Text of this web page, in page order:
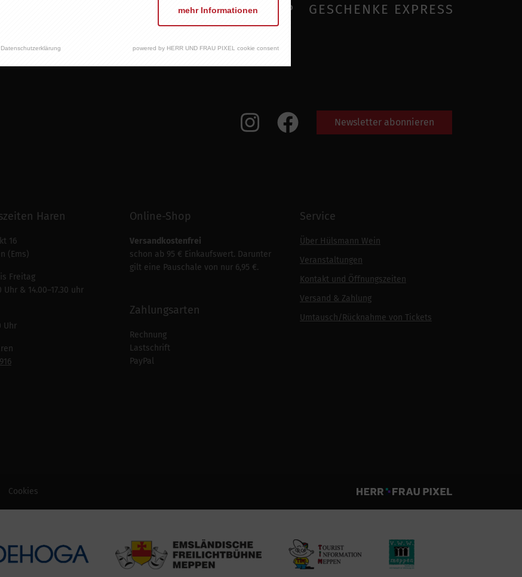
EVENTS SHOP GESCHENKE EXPRESS
Newsletter abonnieren
Haren
16
(Ems)
Freitag
Uhr & 14.00–17.30 uhr
Uhr
Online-Shop
Versandkostenfrei
schon ab 95 € Einkaufswert. Darunter
gilt eine Pauschale von nur 6,95 €.
Zahlungsarten
Rechnung
Lastschrift
PayPal
Service
Über Hülsmann Wein
Veranstaltungen
Kontakt und Öffnungszeiten
Versand & Zahlung
Umtausch/Rücknahme von Tickets
Cookies
mehr Informationen
Datenschutzerklärung powered by HERR UND FRAU PIXEL cookie consent